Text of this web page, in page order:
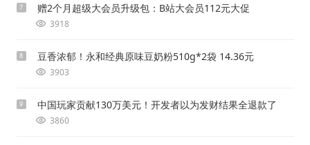
7 赠2个月超级大会员升级包：B站大会员112元大促
3918
8 豆香浓郁！永和经典原味豆奶粉510g*2袋 14.36元
3903
9 中国玩家贡献130万美元！开发者以为发财结果全退款了
3860